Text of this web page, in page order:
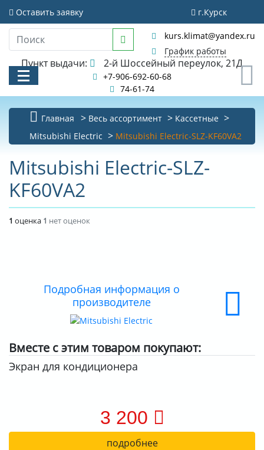
Оставить заявку г.Курск
kurs.klimat@yandex.ru
График работы
Пункт выдачи: 2-й Шоссейный переулок, 21Д
+7-906-692-60-68
74-61-74
КАТАЛОГ
АКЦИИ И РАСПРОДАЖИ
УСЛУГИ
БИБЛИОТЕКА
Главная Весь ассортимент
Кассетные
Mitsubishi Electric
Mitsubishi Electric-SLZ-KF60VA2
Mitsubishi Electric-SLZ-
KF60VA2
1 оценка 1 нет оценок
Подробная информация о
производителе
Вместе с этим товаром покупают:
Экран для кондиционера
3 200
подробнее